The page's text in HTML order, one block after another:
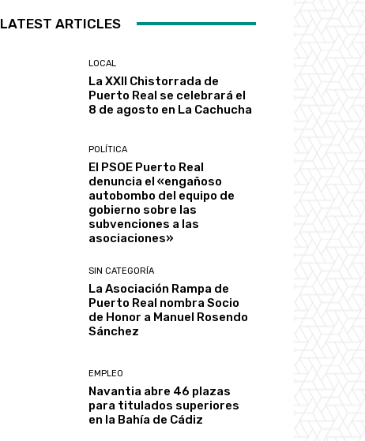
LATEST ARTICLES
LOCAL
La XXII Chistorrada de
Puerto Real se celebrará el
8 de agosto en La Cachucha
POLÍTICA
El PSOE Puerto Real
denuncia el «engañoso
autobombo del equipo de
gobierno sobre las
subvenciones a las
asociaciones»
SIN CATEGORÍA
La Asociación Rampa de
Puerto Real nombra Socio
de Honor a Manuel Rosendo
Sánchez
EMPLEO
Navantia abre 46 plazas
para titulados superiores
en la Bahía de Cádiz